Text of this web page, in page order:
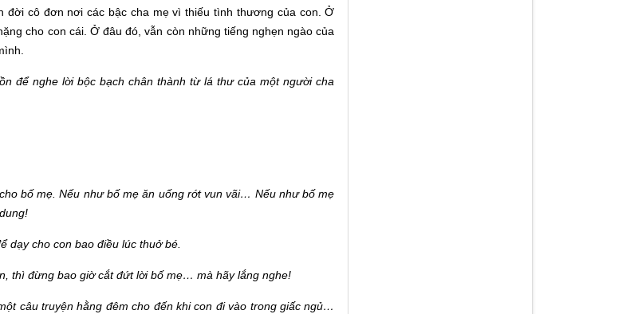
cô đơn nơi các bậc cha mẹ vì thiếu tình thương của con. Ở
cho con cái. Ở đâu đó, vẫn còn những tiếng nghẹn ngào của
để nghe lời bộc bạch chân thành từ lá thư của một người cha
bố mẹ. Nếu như bố mẹ ăn uống rớt vun vãi… Nếu như bố mẹ
dạy cho con bao điều lúc thuở bé.
thì đừng bao giờ cắt đứt lời bố mẹ… mà hãy lắng nghe!
câu truyện hằng đêm cho đến khi con đi vào trong giấc ngủ…